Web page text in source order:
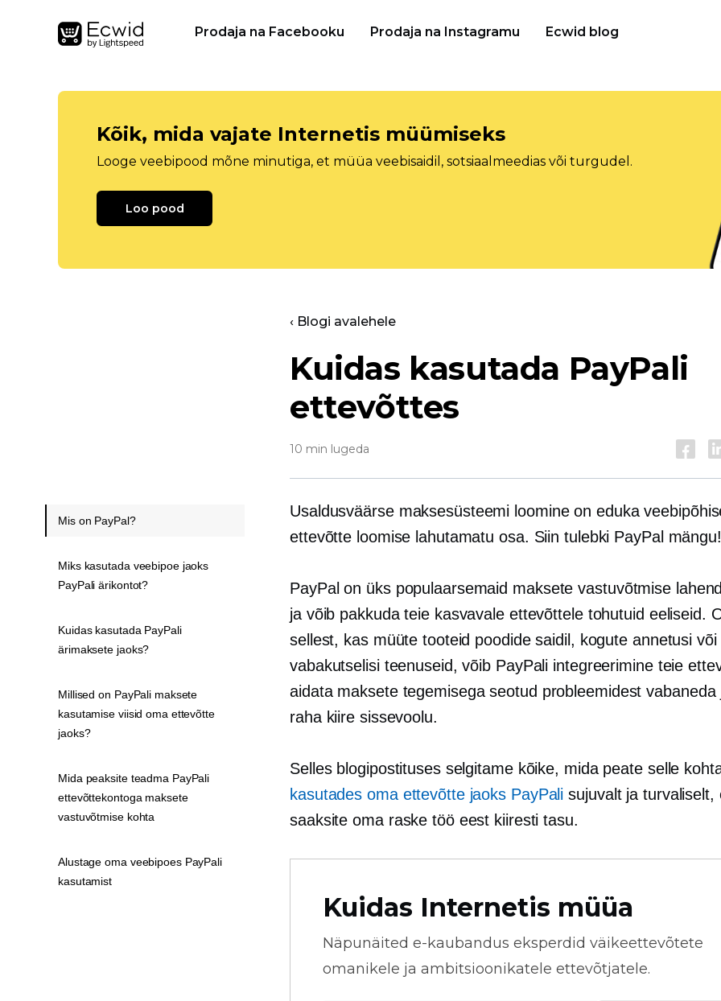
Prodaja na Facebooku Prodaja na Instagramu Ecwid blog
Kõik, mida vajate Internetis müümiseks
Looge veebipood mõne minutiga, et müüa veebisaidil, sotsiaalmeedias või turgudel.
Loo pood
‹ Blogi avalehele
Kuidas kasutada PayPali
ettevõttes
10 min lugeda
Usaldusväärse maksesüsteemi loomine on eduka
ettevõtte loomise lahutamatu osa. Siin tulebki PayPal mängu!
PayPal on üks populaarsemaid maksete vastuvõtmise
ja võib pakkuda teie kasvavale ettevõttele tohutuid eeliseid.
sellest, kas müüte tooteid poodide saidil, kogute annetusi või
vabakutselisi teenuseid, võib PayPali integreerimine teie
aidata maksete tegemisega seotud probleemidest vabaneda
raha kiire sissevoolu.
Selles blogipostituses selgitame kõike, mida peate selle
kasutades oma ettevõtte jaoks PayPali sujuvalt ja turvaliselt,
saaksite oma raske töö eest kiiresti tasu.
Kuidas Internetis müüa
Näpunäited e-kaubandus eksperdid väikeettevõtete
omanikele ja ambitsioonikatele ettevõtjatele.
Mis on PayPal?
Miks kasutada veebipoe jaoks
PayPali ärikontot?
Kuidas kasutada PayPali
ärimaksete jaoks?
Millised on PayPali maksete
kasutamise viisid oma ettevõtte
jaoks?
Mida peaksite teadma PayPali
ettevõttekontoga maksete
vastuvõtmise kohta
Alustage oma veebipoes PayPali
kasutamist